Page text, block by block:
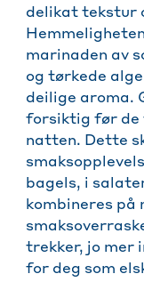
delikat tekstur
marinaden av
og tørkede
deilige aroma.
forsiktig før de
natten. Dette
bagels, i
kombineres på
trekker, jo mer
for deg som